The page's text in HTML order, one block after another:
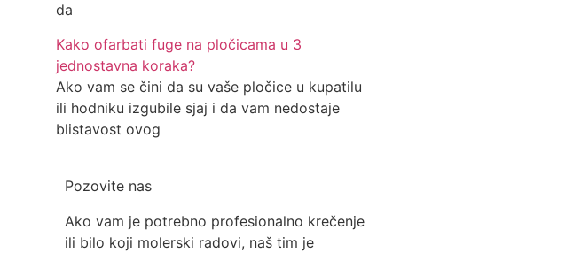
da
Kako ofarbati fuge na pločicama u 3
jednostavna koraka?
Ako vam se čini da su vaše pločice u kupatilu
ili hodniku izgubile sjaj i da vam nedostaje
blistavost ovog
Pozovite nas
Ako vam je potrebno profesionalno krečenje
ili bilo koji molerski radovi, naš tim je